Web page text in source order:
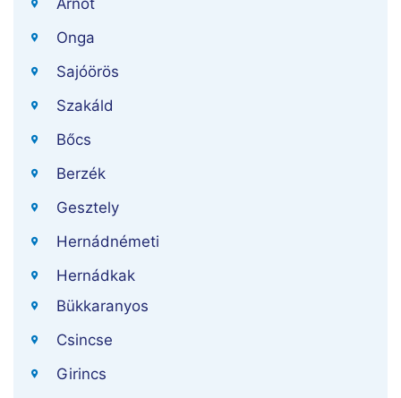
Arnót
Onga
Sajóörös
Szakáld
Bőcs
Berzék
Gesztely
Hernádnémeti
Hernádkak
Bükkaranyos
Csincse
Girincs